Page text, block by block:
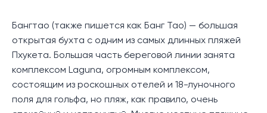
широким спектром удобств 5-звездочного курорта.
В нескольких минутах ходьбы находится Боут-авеню
с множеством ресторанов, баров, бутиков и
супермаркетом Villa Market. До песчаного пляжа
Бангтао можно доехать всего за пару минут.
Бангтао (также пишется как Банг Тао) — большая
открытая бухта с одним из самых длинных пляжей
Пхукета. Большая часть береговой линии занята
комплексом Laguna, огромным комплексом,
состоящим из роскошных отелей и 18-луночного
поля для гольфа, но пляж, как правило, очень